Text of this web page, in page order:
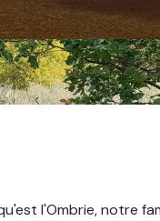
l'Ombrie, notre